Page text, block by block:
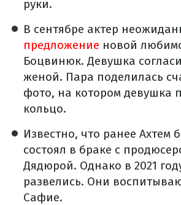
руки.
В сентябре актер
предложение новой
Боцвинюк. Девушка
женой. Пара поделилась
фото, на котором девушка
кольцо.
Известно, что ранее Ахтем
состоял в браке с
Дядюрой. Однако в 2021
развелись. Они
Сафие.